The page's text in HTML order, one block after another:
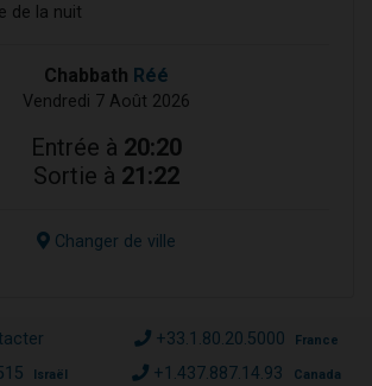
de la nuit
Chabbath Réé
Vendredi 7 Août 2026
Entrée à 20:20
Sortie à 21:22
Changer de ville
+33.1.80.20.5000 France
Israël +1.437.887.14.93 Canada